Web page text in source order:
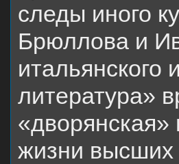
следы иного
Брюллова и
итальянского
литература»
жизни